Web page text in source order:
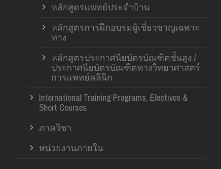
หลักสูตรแพทย์ประจำบ้าน
หลักสูตรการฝึกอบรมผู้เชี่ยวชาญเฉพาะ
ทาง
หลักสูตรประกาศนียบัตรบัณฑิตชั้นสูง /
ประกาศนียบัตรบัณฑิตทางวิทยาศาสตร์
การแพทย์คลินิก
International Training Programs, Electives &
Short Courses
ภาควิชา
หน่วยงานภายใน